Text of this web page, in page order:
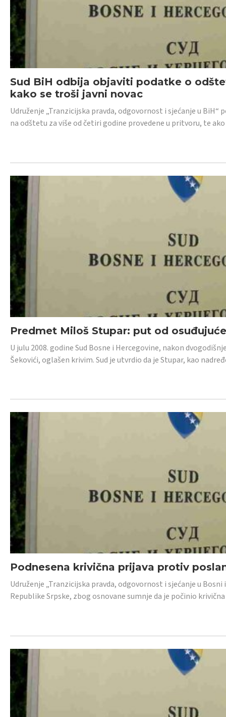
Sud BiH odbija objaviti podatke o
kako se troši javni novac
Udruženje „Tranzicijska pravda, odgovornost i sjećanje u
na odštetu za više od četiri godine provedene u pritvoru, te
Predmet Miloš Stupar: put od
U julu 2008. godine Sud Bosne i Hercegovine, nakon
Šekovići, oglašen krivim. Sud je utvrdio da je Stupar, kao
Podnesena krivična prijava protiv
Udruženje „Tranzicijska pravda, odgovornost i sjećanje u
Republike Srpske, zbog osnovane sumnje da je počinio